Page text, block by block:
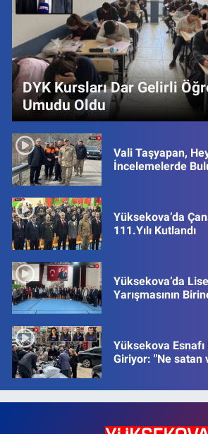
DYK Kursları Dar Gelirli
Umudu Oldu
Vali Taşyapan,
İncelemelerde
Yüksekova’da
111.Yılı Kutlandı
Yüksekova’da
Yarışmasının
Yüksekova
Giriyor: "Ne satan